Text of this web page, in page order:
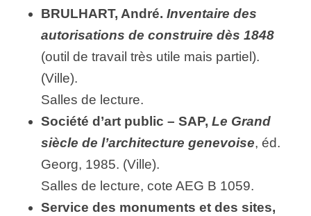
BRULHART, André. Inventaire des
autorisations de construire dès 1848
(outil de travail très utile mais partiel).
(Ville).
Salles de lecture.
Société d’art public – SAP, Le Grand
siècle de l’architecture genevoise, éd.
Georg, 1985. (Ville).
Salles de lecture, cote AEG B 1059.
Service des monuments et des sites,